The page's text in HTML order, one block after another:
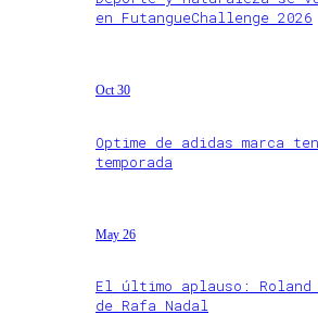
en FutangueChallenge 2026
Oct 30
Optime de adidas marca
temporada
May 26
El último aplauso: Roland
de Rafa Nadal